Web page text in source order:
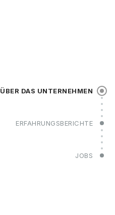
ÜBER DAS UNTERNEHMEN
ERFAHRUNGSBERICHTE
JOBS